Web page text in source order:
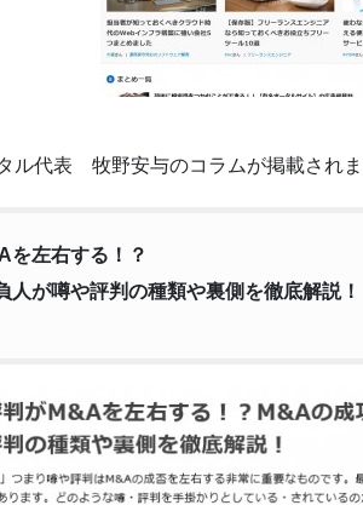
ル代表 牧野安与のコラムが掲載されま
を左右する！？
人が噂や評判の種類や裏側を徹底解説！